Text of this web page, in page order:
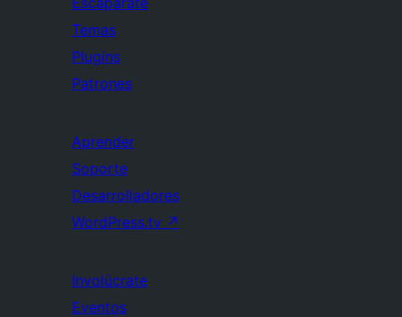
Temas
Plugins
Patrones
Aprender
Soporte
Desarrolladores
WordPress.tv ↗
Involúcrate
Eventos